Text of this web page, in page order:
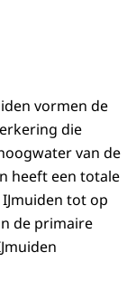
vormen de
die
van de
heeft een totale
tot op
de primaire